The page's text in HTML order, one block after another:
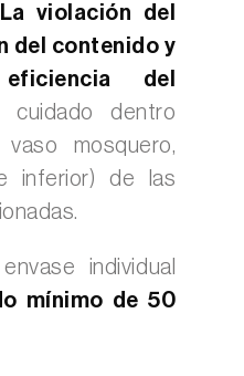
La violación del
del contenido y
del
dentro
mosquero,
inferior) de las
individual
mínimo de 50